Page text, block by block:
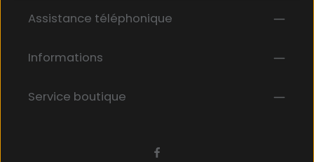
En sélectionnant Continuer, vous confirmez que
informations sur la protection des données
vous avez accepté nos
Les champs marqués d'un astérisque (*) sont
obligatoires.
Assistance téléphonique
Informations
Service boutique